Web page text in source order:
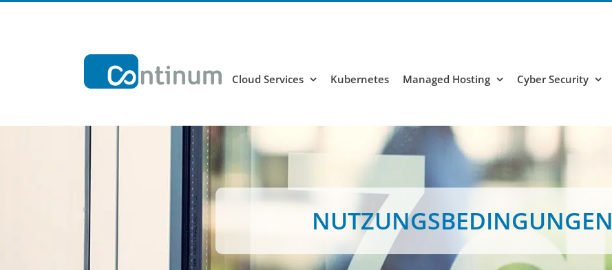
Cloud Services Kubernetes Managed Hosting Cyber Security
NUTZUNGSBEDINGUNGEN